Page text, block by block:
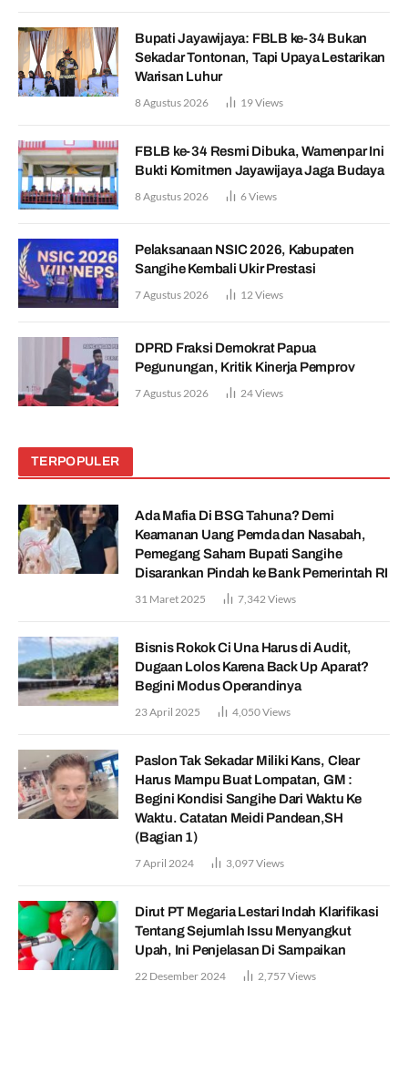
Bupati Jayawijaya: FBLB ke-34 Bukan
Sekadar Tontonan, Tapi Upaya Lestarikan
Warisan Luhur
8 Agustus 2026 19Views
FBLB ke-34 Resmi Dibuka, Wamenpar Ini
Bukti Komitmen Jayawijaya Jaga Budaya
8 Agustus 2026 6Views
Pelaksanaan NSIC 2026, Kabupaten
Sangihe Kembali Ukir Prestasi
7 Agustus 2026 12 Views
DPRD Fraksi Demokrat Papua
Pegunungan, Kritik Kinerja Pemprov
7 Agustus 2026 24Views
TERPOPULER
Ada Mafia Di BSG Tahuna? Demi
Keamanan Uang Pemda dan Nasabah,
Pemegang Saham Bupati Sangihe
Disarankan Pindah ke Bank Pemerintah RI
31 Maret 2025 7,342 Views
Bisnis Rokok Ci Una Harus di Audit,
Dugaan Lolos Karena Back Up Aparat?
Begini Modus Operandinya
23 April 2025 4,050Views
Paslon Tak Sekadar Miliki Kans, Clear
Harus Mampu Buat Lompatan, GM :
Begini Kondisi Sangihe Dari Waktu Ke
Waktu. Catatan Meidi Pandean,SH
(Bagian 1)
7 April 2024 3,097Views
Dirut PT Megaria Lestari Indah Klarifikasi
Tentang Sejumlah Issu Menyangkut
Upah, Ini Penjelasan Di Sampaikan
22 Desember 2024 2,757Views